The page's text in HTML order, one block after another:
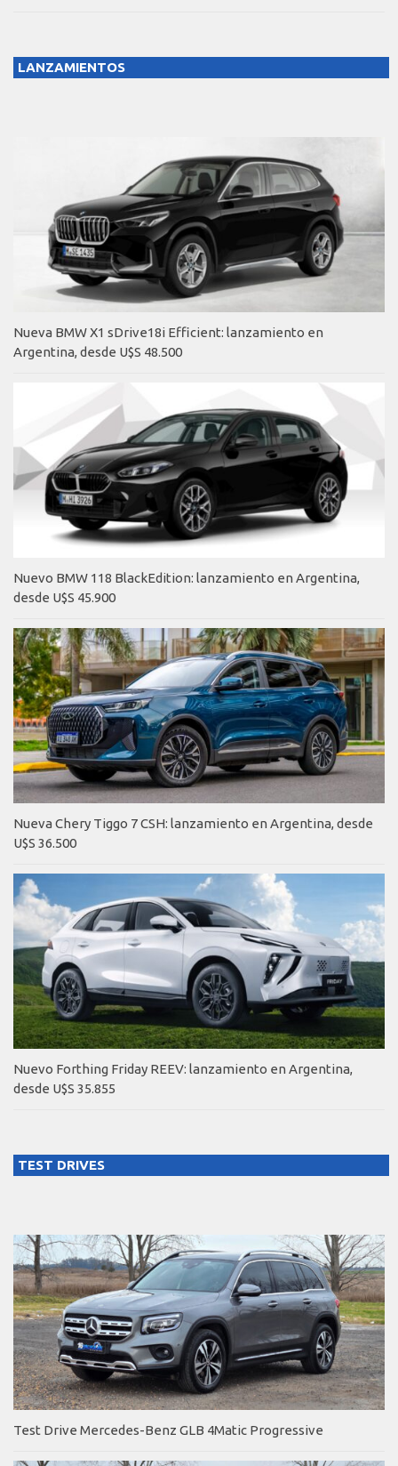
LANZAMIENTOS
Nueva BMW X1 sDrive18i Efficient: lanzamiento en
Argentina, desde U$S 48.500
Nuevo BMW 118 BlackEdition: lanzamiento en Argentina,
desde U$S 45.900
Nueva Chery Tiggo 7 CSH: lanzamiento en Argentina, desde
U$S 36.500
Nuevo Forthing Friday REEV: lanzamiento en Argentina,
desde U$S 35.855
TEST DRIVES
Test Drive Mercedes-Benz GLB 4Matic Progressive